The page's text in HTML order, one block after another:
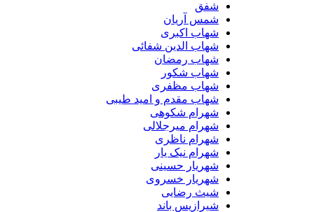
شمس آریان
شهاب اکبری
شهاب الدین شفائی
شهاب رمضان
شهاب شکور
شهاب مظفری
شهاب مقدم و امید طیبی
شهرام شکوهی
شهرام میرجلالی
شهرام ناظری
شهرام نیک یار
شهریار حسینی
شهریار خسروی
شیث رضایی
شیرازیس باند